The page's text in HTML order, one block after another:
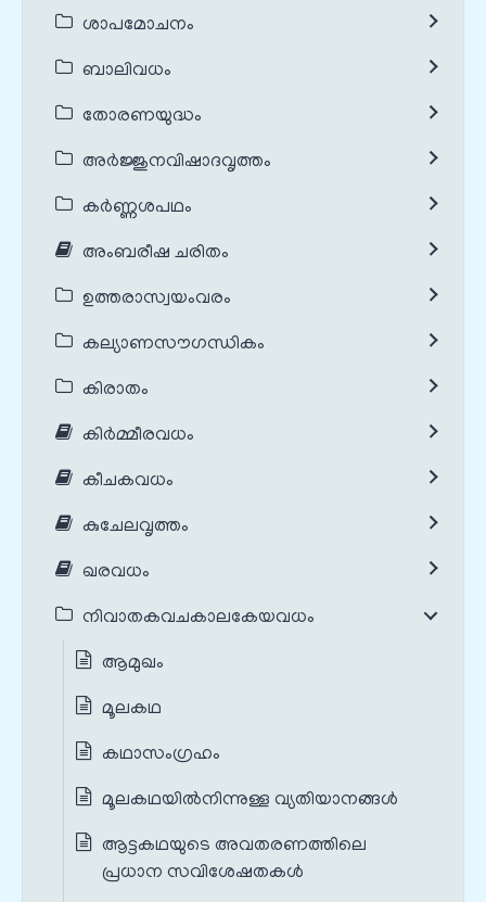
ശാപമോചനം
ബാലിവധം
തോരണയുദ്ധം
അർജ്ജുനവിഷാദവൃത്തം
കർണ്ണശപഥം
അംബരീഷ ചരിതം
ഉത്തരാസ്വയംവരം
കല്യാണസൗഗന്ധികം
കിരാതം
കിർമ്മീരവധം
കീചകവധം
കുചേലവൃത്തം
ഖരവധം
നിവാതകവചകാലകേയവധം
ആമുഖം
മൂലകഥ
കഥാസംഗ്രഹം
മൂലകഥയില്‍നിന്നുള്ള വ്യതിയാനങ്ങൾ‍
ആട്ടകഥയുടെ അവതരണത്തിലെ
പ്രധാന സവിശേഷതകൾ‍